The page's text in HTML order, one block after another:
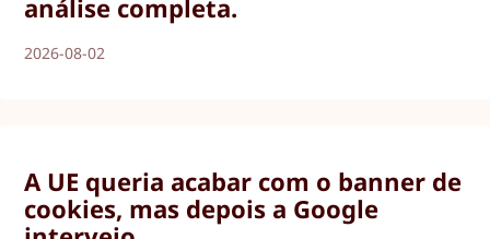
análise completa.
2026-08-02
A UE queria acabar com o banner de
cookies, mas depois a Google